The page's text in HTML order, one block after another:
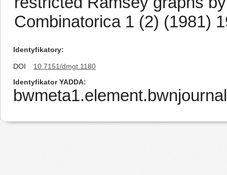
Combinatorica 1 (2) (1981)
Identyfikatory
DOI
10.7151/dmgt.1180
Identyfikator YADDA